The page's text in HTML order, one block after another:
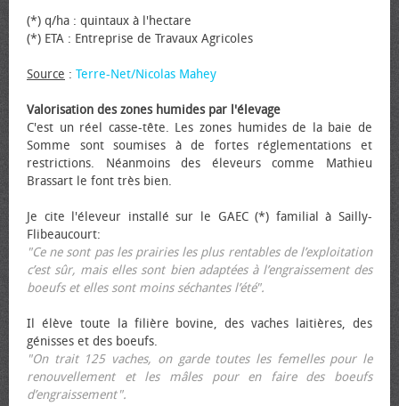
(*) q/ha : quintaux à l'hectare
(*) ETA : Entreprise de Travaux Agricoles
Source : Terre-Net/Nicolas Mahey
Valorisation des zones humides par l'élevage
C'est un réel casse-tête. Les zones humides de la baie de
Somme sont soumises à de fortes réglementations et
restrictions. Néanmoins des éleveurs comme Mathieu
Brassart le font très bien.
Je cite l'éleveur installé sur le GAEC (*) familial à Sailly-
Flibeaucourt:
"Ce ne sont pas les prairies les plus rentables de l’exploitation
c’est sûr, mais elles sont bien adaptées à l’engraissement des
bœufs et elles sont moins séchantes l’été".
Il élève toute la filière bovine, des vaches laitières, des
génisses et des bœufs.
"On trait 125 vaches, on garde toutes les femelles pour le
renouvellement et les mâles pour en faire des bœufs
d’engraissement".